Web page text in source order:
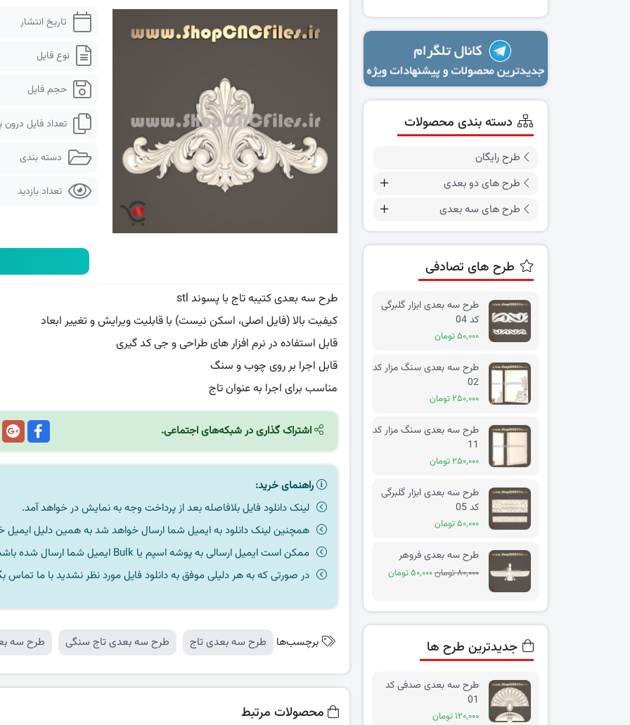
تاریخ انتشار
نوع فایل
حجم فایل
تعداد فایل
دسته بندی
تعداد بازدید
طرح سه بعدی کتیبه تاج با پسوند stl
کیفیت بالا (فایل اصلی، اسکن نیست) با قابلیت ویرایش و تغییر ابعاد
قابل استفاده در نرم افزار های طراحی و جی کد گیری
قابل اجرا بر روی چوب و سنگ
مناسب برای اجرا به عنوان تاج
اشتراک گذاری در شبکه‌های اجتماعی.
راهنمای خرید:
لینک دانلود فایل بلافاصله بعد از پرداخت وجه به نمایش در خواهد آمد.
همچنین لینک دانلود به ایمیل شما ارسال خواهد شد به همین دلیل ایمیل
ممکن است ایمیل ارسالی به پوشه اسپم یا Bulk ایمیل شما ارسال شده باشد.
در صورتی که به هر دلیلی موفق به دانلود فایل مورد نظر نشدید با ما تماس
برچسب‌ها طرح سه بعدی تاج طرح سه بعدی تاج سنگی طرح سه
محصولات مرتبط
دسته بندی محصولات
طرح رایگان
طرح های دو بعدی
طرح های سه بعدی
طرح های تصادفی
طرح سه بعدی ابزار گلبرگی
کد 04
۵۰,۰۰۰ تومان
طرح سه بعدی سنگ مزار کد
02
۲۵۰,۰۰۰ تومان
طرح سه بعدی سنگ مزار کد
11
۲۵۰,۰۰۰ تومان
طرح سه بعدی ابزار گلبرگی
کد 05
۵۰,۰۰۰ تومان
طرح سه بعدی فروهر
۸۰,۰۰۰ تومان ۵۰,۰۰۰ تومان
جدیدترین طرح ها
طرح سه بعدی صدفی کد
01
۱۲۰,۰۰۰ تومان